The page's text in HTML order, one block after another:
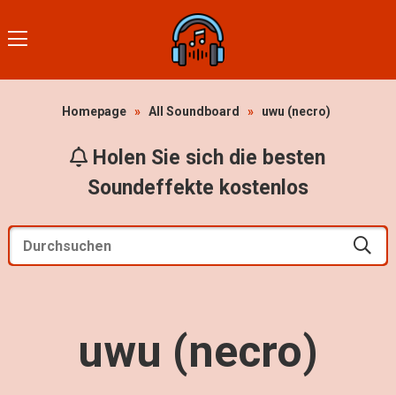
Homepage » All Soundboard » uwu (necro)
Holen Sie sich die besten
Soundeffekte kostenlos
uwu (necro)